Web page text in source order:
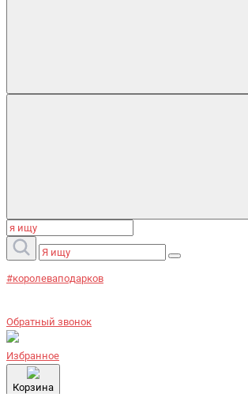
#королеваподарков
Обратный звонок
Избранное
Корзина